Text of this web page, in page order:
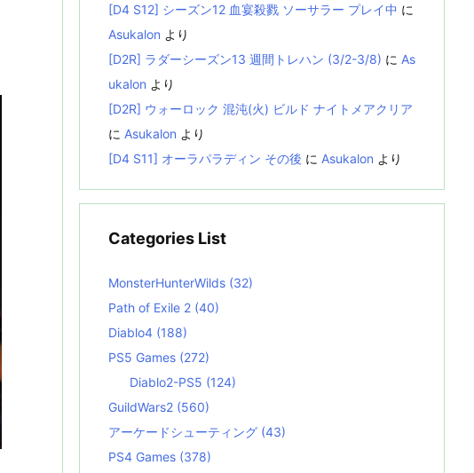
[D4 S12] シーズン12 血宴殺戮 ソーサラー プレイ中 に
Asukalon より
[D2R] ラダーシーズン13 週間トレハン (3/2-3/8) に As
ukalon より
[D2R] ウォーロック 混沌(火) ビルド ナイトメアクリア
に Asukalon より
[D4 S11] オーラパラディン その後 に Asukalon より
Categories List
MonsterHunterWilds (32)
Path of Exile 2 (40)
Diablo4 (188)
PS5 Games (272)
Diablo2-PS5 (124)
GuildWars2 (560)
アーケードシューティング (43)
PS4 Games (378)